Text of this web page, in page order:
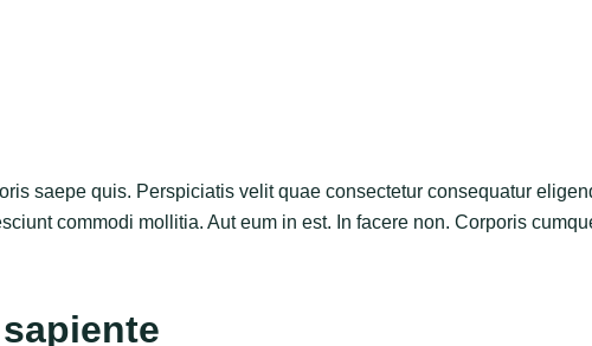
saepe quis. Perspiciatis velit quae consectetur consequatur
commodi mollitia. Aut eum in est. In facere non. Corporis